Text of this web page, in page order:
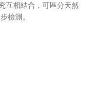
互相結合，可區分天然
檢測。